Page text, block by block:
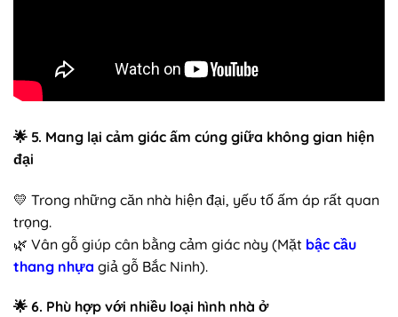
🌟 5. Mang lại cảm giác ấm cúng giữa không gian hiện
đại
💛 Trong những căn nhà hiện đại, yếu tố ấm áp rất quan
trọng.
🌿 Vân gỗ giúp cân bằng cảm giác này (Mặt bậc cầu
thang nhựa giả gỗ Bắc Ninh).
🌟 6. Phù hợp với nhiều loại hình nhà ở